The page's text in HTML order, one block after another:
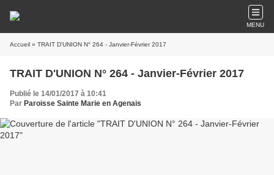
MENU
Accueil » TRAIT D'UNION N° 264 - Janvier-Février 2017
TRAIT D'UNION N° 264 - Janvier-Février 2017
Publié le 14/01/2017 à 10:41
Par Paroisse Sainte Marie en Agenais